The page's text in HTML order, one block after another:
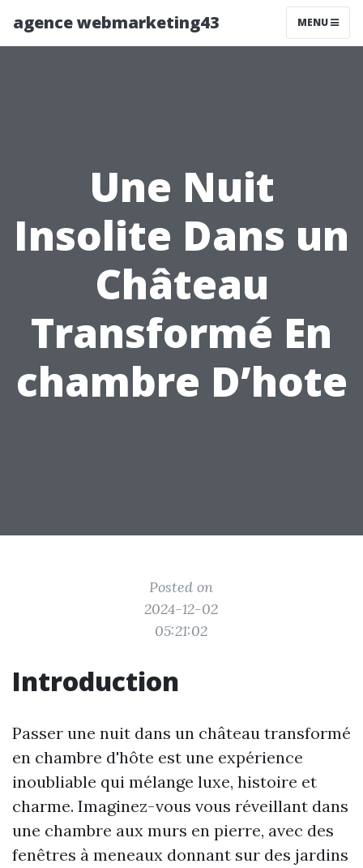
agence webmarketing43 MENU
Une Nuit
Insolite Dans un
Château
Transformé En
chambre D’hote
Posted on
2024-12-02
05:21:02
Introduction
Passer une nuit dans un château transformé
en chambre d'hôte est une expérience
inoubliable qui mélange luxe, histoire et
charme. Imaginez-vous vous réveillant dans
une chambre aux murs en pierre, avec des
fenêtres à meneaux donnant sur des jardins